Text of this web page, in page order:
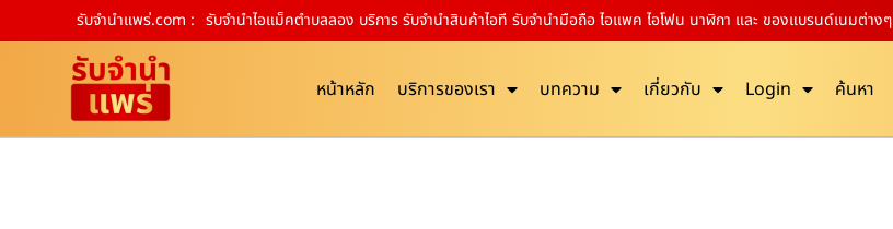
รับจํานําแพร่.com : รับจำนำไอแม็คตำบลลอง บริการ รับจำนำสินค้าไอที รับจำนำมือถือ ไอแพค ไอโฟน นาฬิกา และ ของแบรนด์เนมต่างๆ
หน้าหลัก บริการของเรา บทความ เกี่ยวกับ Login ค้นหา